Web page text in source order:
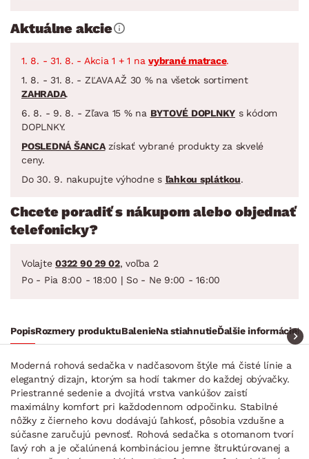
Aktuálne akcie
1. 8. - 31. 8. - Akcia 1 + 1 na vybrané matrace.
1. 8. - 31. 8. - ZĽAVA AŽ 30 % na všetok sortiment
ZAHRADA.
6. 8. - 9. 8. - Zľava 15 % na BYTOVÉ DOPLNKY s kódom
DOPLNKY.
POSLEDNÁ ŠANCAzískať vybrané produkty za skvelé
ceny.
Do 30. 9. nakupujte výhodne s ľahkou splátkou.
Chcete poradiť s nákupom alebo objednať
telefonicky?
Volajte 0322 90 29 02, voľba 2
Po - Pia 8:00 - 18:00 | So - Ne 9:00 - 16:00
PopisRozmery produktuBalenieNa stiahnutieĎalšie informácie
Moderná rohová sedačka v nadčasovom štýle má čisté línie a
elegantný dizajn, ktorým sa hodí takmer do každej obývačky.
Priestranné sedenie a dvojitá vrstva vankúšov zaistí
maximálny komfort pri každodennom odpočinku. Stabilné
nôžky z čierneho kovu dodávajú ľahkosť, pôsobia vzdušne a
súčasne zaručujú pevnosť. Rohová sedačka s otomanom tvorí
ľavý roh a je očalúnená kombináciou jemne štruktúrovanej a